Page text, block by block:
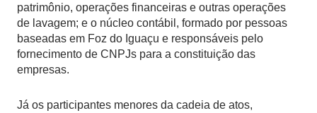
patrimônio, operações financeiras e outras operações
de lavagem; e o núcleo contábil, formado por pessoas
baseadas em Foz do Iguaçu e responsáveis pelo
fornecimento de CNPJs para a constituição das
empresas.
Já os participantes menores da cadeia de atos,